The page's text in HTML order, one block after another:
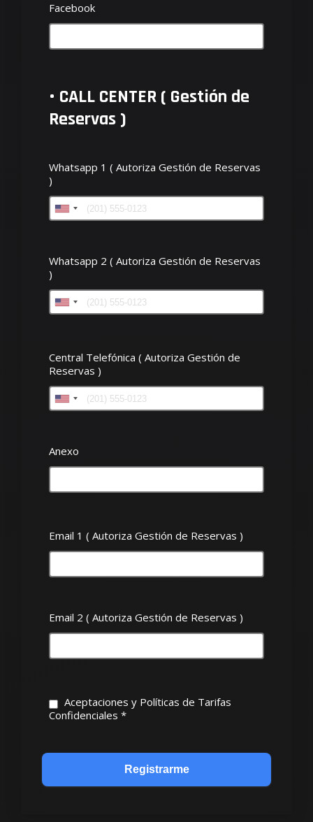
Facebook
• CALL CENTER ( Gestión de
Reservas )
Whatsapp 1 ( Autoriza Gestión de Reservas
)
Whatsapp 2 ( Autoriza Gestión de Reservas
)
Central Telefónica ( Autoriza Gestión de
Reservas )
Anexo
Email 1 ( Autoriza Gestión de Reservas )
Email 2 ( Autoriza Gestión de Reservas )
Aceptaciones y Políticas de Tarifas
Confidenciales *
Registrarme